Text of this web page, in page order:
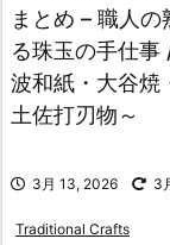
まとめ – 職人
る珠玉の手仕
波和紙・大谷焼
土佐打刃物～
3月 13, 2026 3
Traditional Crafts